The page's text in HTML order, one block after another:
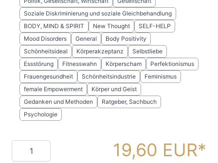
Soziale Diskriminierung und soziale Gleichbehandlung
BODY, MIND & SPIRIT
New Thought
SELF-HELP
Mood Disorders
General
Body Positivity
Schönheitsideal
Körperakzeptanz
Selbstliebe
Essstörung
Fitnesswahn Körperscham
Perfektionismus
Frauengesundheit
Schönheitsindustrie
Feminismus
female Empowerment
Körper und Geist
Gedanken und Methoden
Ratgeber, Sachbuch
Psychologie
Menge 19,60 EUR